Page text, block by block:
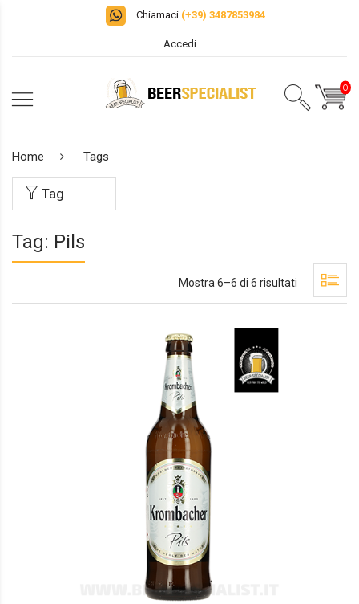
Chiamaci (+39) 3487853984
Accedi
0
Home Tags
Tag
Tag: Pils
Mostra 6–6 di 6 risultati